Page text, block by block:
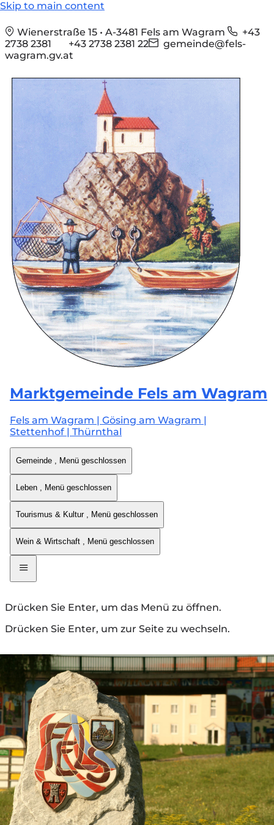
Skip to main content
Wienerstraße 15 • A-3481 Fels am Wagram
+43
2738 2381
+43 2738 2381 22
gemeinde@fels-
wagram.gv.at
Marktgemeinde Fels am Wagram
Fels am Wagram | Gösing am Wagram |
Stettenhof | Thürnthal
Gemeinde , Menü geschlossen
Leben , Menü geschlossen
Tourismus & Kultur , Menü geschlossen
Wein & Wirtschaft , Menü geschlossen
Drücken Sie Enter, um das Menü zu öffnen.
Drücken Sie Enter, um zur Seite zu wechseln.